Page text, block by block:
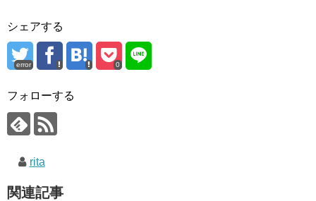
シェアする
error 0
フォローする
rita
関連記事